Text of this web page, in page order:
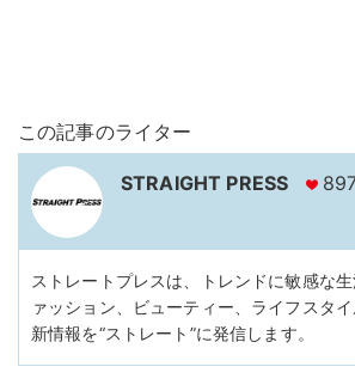
この記事のライター
STRAIGHT PRESS
ストレートプレスは、トレンドに敏感な
ァッション、ビューティー、ライフスタ
新情報を“ストレート”に発信します。